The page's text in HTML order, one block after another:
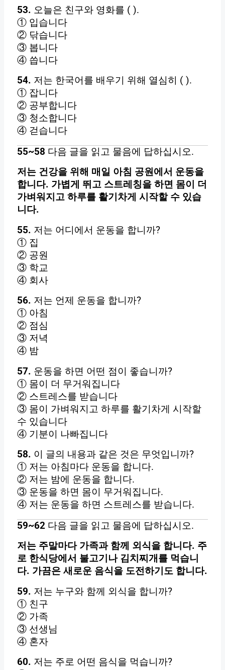
)
에
들
어
갈
장
알
맞
은
것
을
고
르
십
시
오
53. 오늘은 친구와 영화를 ( ).
① 입습니다
② 닦습니다
③ 봅니다
④ 씁니다
54. 저는 한국어를 배우기 위해 열심히 ( ).
① 잡니다
② 공부합니다
③ 청소합니다
④ 걷습니다
55~58 다음 글을 읽고 물음에 답하십시오.
저는 건강을 위해 매일 아침 공원에서 운동을
합니다. 가볍게 뛰고 스트레칭을 하면 몸이 더
가벼워지고 하루를 활기차게 시작할 수 있습
니다.
55. 저는 어디에서 운동을 합니까?
① 집
② 공원
③ 학교
④ 회사
56. 저는 언제 운동을 합니까?
① 아침
② 점심
③ 저녁
④ 밤
57. 운동을 하면 어떤 점이 좋습니까?
① 몸이 더 무거워집니다
② 스트레스를 받습니다
③ 몸이 가벼워지고 하루를 활기차게 시작할
수 있습니다
④ 기분이 나빠집니다
58. 이 글의 내용과 같은 것은 무엇입니까?
① 저는 아침마다 운동을 합니다.
② 저는 밤에 운동을 합니다.
③ 운동을 하면 몸이 무거워집니다.
④ 저는 운동을 하면 스트레스를 받습니다.
59~62다음 글을 읽고 물음에 답하십시오.
저는 주말마다 가족과 함께 외식을 합니다. 주
로 한식당에서 불고기나 김치찌개를 먹습니
다. 가끔은 새로운 음식을 도전하기도 합니다.
59. 저는 누구와 함께 외식을 합니까?
① 친구
② 가족
③ 선생님
④ 혼자
60. 저는 주로 어떤 음식을 먹습니까?